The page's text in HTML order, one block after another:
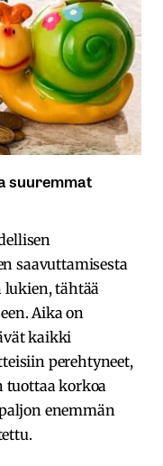
suuremmat
saavuttamisesta
tähtää
Aika on
kaikki
perehtyneet,
tuottaa korkoa
enemmän